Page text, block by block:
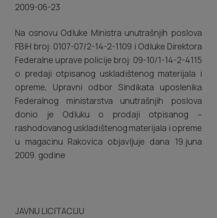
2009-06-23
Na osnovu Odluke Ministra unutrašnjih poslova
FBiH broj: 0107-07/2-14-2-1109 i Odluke Direktora
Federalne uprave policije broj: 09-10/1-14-2-4115
o predaji otpisanog uskladištenog materijala i
opreme, Upravni odbor Sindikata uposlenika
Federalnog ministarstva unutrašnjih poslova
donio je Odluku o prodaji otpisanog –
rashodovanog uskladištenog materijala i opreme
u magacinu Rakovica objavljuje dana 19.juna
2009. godine
JAVNU LICITACIJU